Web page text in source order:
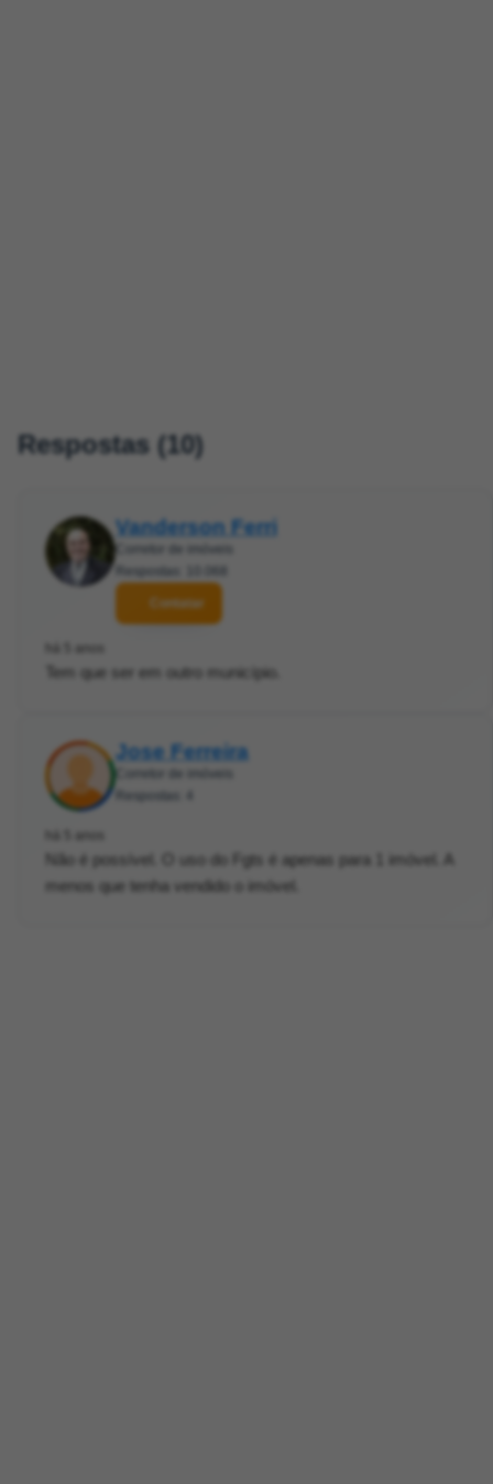
Respostas (10)
Vanderson Ferri
Corretor de imóveis
Respostas: 10.068
Contatar
há 5 anos
Tem que ser em outro município.
Jose Ferreira
Corretor de imóveis
Respostas: 4
há 5 anos
Não é possível. O uso do Fgts é apenas para 1 imóvel. A
menos que tenha vendido o imóvel.